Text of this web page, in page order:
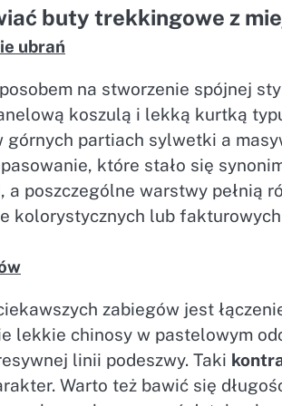
buty trekkingowe z
ubrań
na stworzenie spójnej
koszulą i lekką kurtką
górnych partiach sylwetki a
które stało się
a poszczególne warstwy pełnią
kolorystycznych lub
zabiegów jest
lekkie chinosy w pastelowym
linii podeszwy. Taki
Warto też bawić się